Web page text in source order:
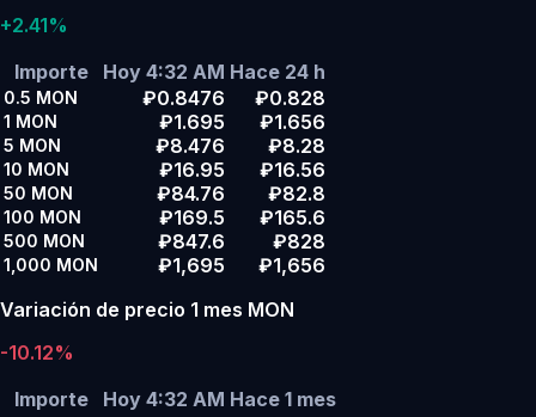
+2.41%
Importe
Hoy 4:32 AM Hace 24 h
0.5 MON ₽0.8476 ₽0.828
1 MON ₽1.695 ₽1.656
5 MON ₽8.476 ₽8.28
10 MON ₽16.95 ₽16.56
50 MON ₽84.76 ₽82.8
100 MON ₽169.5 ₽165.6
500 MON ₽847.6 ₽828
1,000 MON ₽1,695
₽1,656
Variación de precio 1 mes MON
-10.12%
Importe
Hoy 4:32 AM Hace 1 mes